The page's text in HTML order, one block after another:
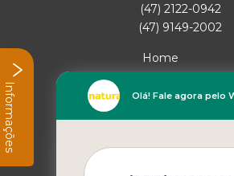
(47) 2122-0942
(47) 9149-2002
Home
Empresa
Missão
Mapa do site
Olá! Fale agora pelo
Informações